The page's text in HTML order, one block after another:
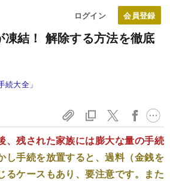
ログイン
結！ 解除する方法を徹底
大全」
、残された家族には膨大な量の手続
し手続を放置すると、過料（金銭を
るケースもあり、要注意です。また